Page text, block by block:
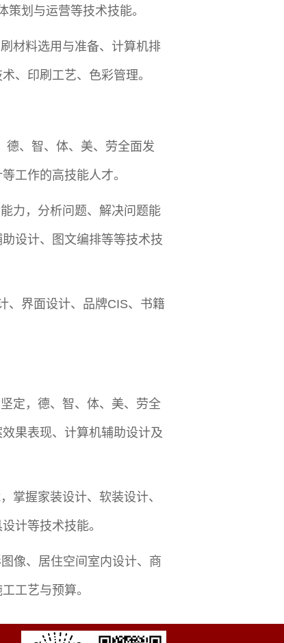
划与运营等技术技能。
材料选用与准备、计算机排
、印刷工艺、色彩管理。
德、智、体、美、劳全面发
工作的高技能人才。
力，分析问题、解决问题能
设计、图文编排等等技术技
、界面设计、品牌CIS、书籍
定，德、智、体、美、劳全
果表现、计算机辅助设计及
掌握家装设计、软装设计、
计等技术技能。
像、居住空间室内设计、商
工艺与预算。